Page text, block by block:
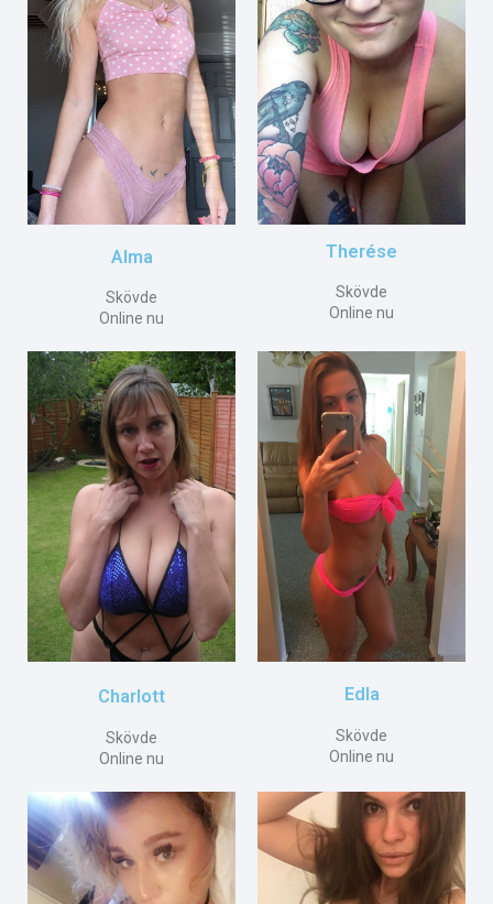
Alma
Skövde
Online nu
Therése
Skövde
Online nu
Charlott
Skövde
Online nu
Edla
Skövde
Online nu